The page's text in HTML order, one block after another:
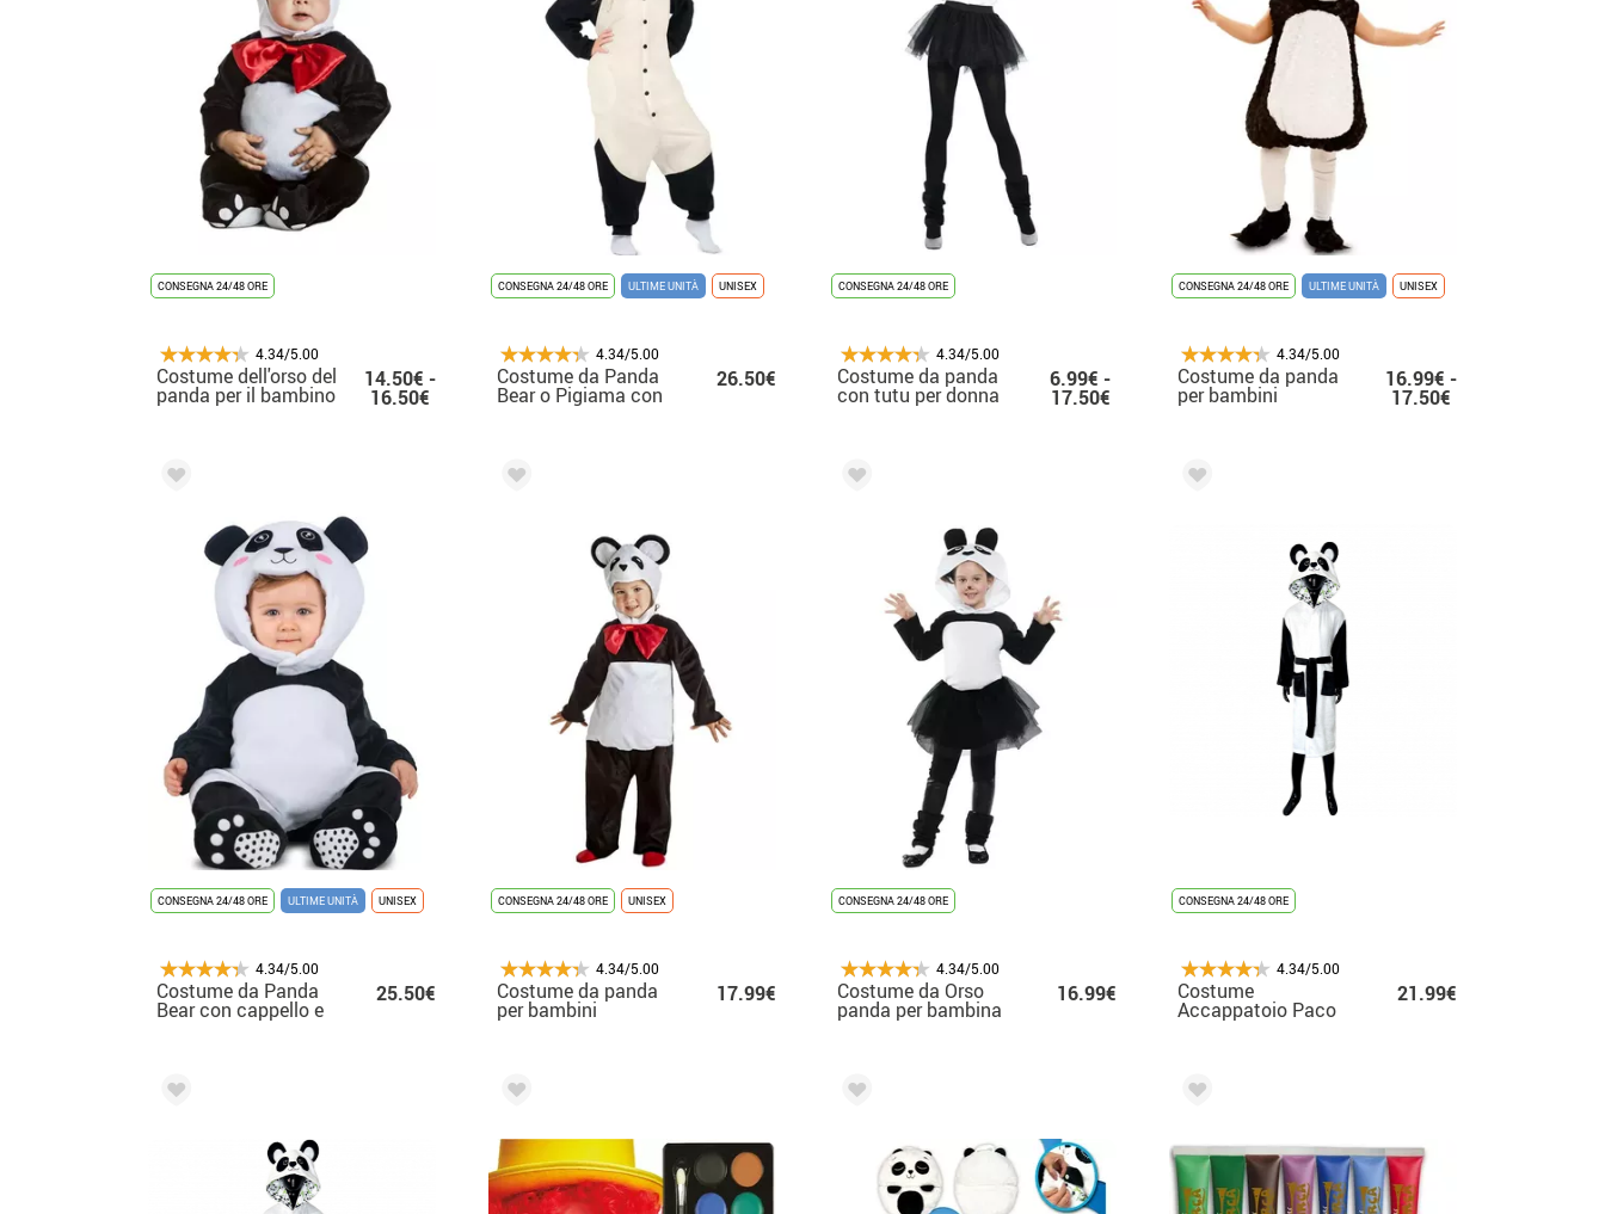
CONSEGNA 24/48 ORE
4.34/5.00
Costume dell'orso del
panda per il bambino
14.50€ -
16.50€
CONSEGNA 24/48 ORE ULTIME UNITÀ UNISEX
4.34/5.00
Costume da Panda
Bear o Pigiama con
cappuccio per
26.50€
CONSEGNA 24/48 ORE
4.34/5.00
Costume da panda
con tutu per donna
6.99€ -
17.50€
CONSEGNA 24/48 ORE ULTIME UNITÀ UNISEX
4.34/5.00
Costume da panda
per bambini
16.99€ -
17.50€
CONSEGNA 24/48 ORE ULTIME UNITÀ UNISEX
4.34/5.00
Costume da Panda
Bear con cappello e
coda per neonato e
25.50€
CONSEGNA 24/48 ORE UNISEX
4.34/5.00
Costume da panda
per bambini
17.99€
CONSEGNA 24/48 ORE
4.34/5.00
Costume da Orso
panda per bambina
16.99€
CONSEGNA 24/48 ORE
4.34/5.00
Costume
Accappatoio Paco
Panda per Bambino
21.99€